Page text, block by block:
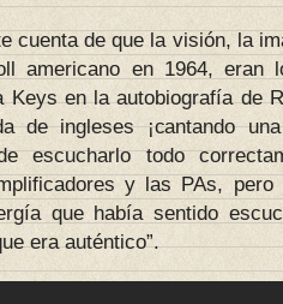
cuenta de que la visión, la
americano en 1964, eran
Keys en la autobiografía de
de ingleses ¡cantando
escucharlo todo
y las PAs,
que había sentido
era auténtico”.